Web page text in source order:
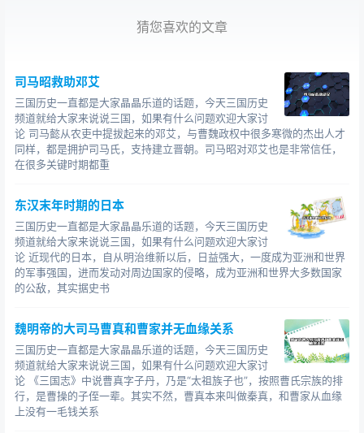
得，他就这般“冤死”了。按史载，文丑命丧于著名的官渡之
、文丑挑战。太祖击破之，斩丑。），
和关羽搭不上干系。
鲜为人知的是，罗贯中是山西太原人（另有山西祁
县、清源人说），他在小说中把老乡山西解县人关羽当作
儒家学说“仁义礼智信”的典型代表，大书特书关羽的丰功伟
斩，罗贯中把别人的战绩，硬塞到关羽的“功劳薄”上。历史
上确有其事而夸大其词的更是多见，如为护刘备家眷“千里
走单骑”属实，但中途添加“过五关斩六将”则是子虚乌有；
还有“水淹七军”的神机妙算，实际上是天降暴雨所致，关羽
捡老天爷的功劳而已。为突出关羽“高大全”式的形象，罗贯
名下，以彰显其骁勇机
闻勇将不怯死以苟免，壮士不毁节而求生。
智。
细读《关羽传》更可发现，历史上的关羽极度缺少政
猜您喜欢的文章
司马昭救助邓艾
三国历史一直都是大家晶晶乐道的话题，今天三国历史
频道就给大家来说说三国，如果有什么问题欢迎大家讨
论 司马懿从农吏中提拔起来的邓艾，与曹魏政权中很多寒微的杰出人才
同样，都是拥护司马氏，支持建立晋朝。司马昭对邓艾也是非常信任，
在很多关键时期都重
东汉末年时期的日本
三国历史一直都是大家晶晶乐道的话题，今天三国历史
频道就给大家来说说三国，如果有什么问题欢迎大家讨
论 近现代的日本，自从明治维新以后，日益强大，一度成为亚洲和世界
的军事强国，进而发动对周边国家的侵略，成为亚洲和世界大多数国家
的公敌，其实据史书
魏明帝的大司马曹真和曹家并无血缘关系
三国历史一直都是大家晶晶乐道的话题，今天三国历史
频道就给大家来说说三国，如果有什么问题欢迎大家讨
论 《三国志》中说曹真字子丹，乃是“太祖族子也”，按照曹氏宗族的排
行，是曹操的子侄一辈。其实不然，曹真本来叫做秦真，和曹家从血缘
上没有一毛钱关系